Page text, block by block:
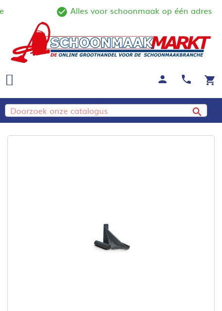
check_circle_outline
Alles voor schoonmaak op één adres
shopping_cart
call
person
